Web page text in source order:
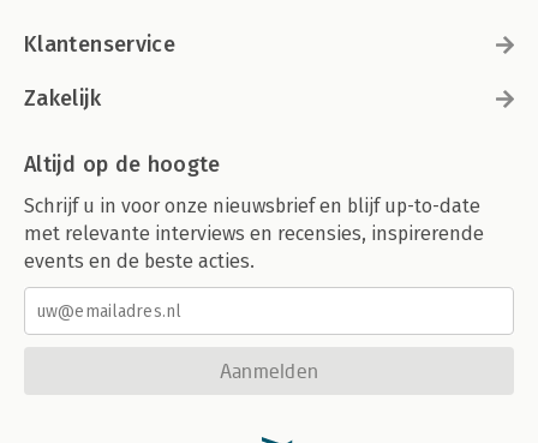
Klantenservice
Zakelijk
Altijd op de hoogte
Schrijf u in voor onze nieuwsbrief en blijf up-to-date
met relevante interviews en recensies, inspirerende
events en de beste acties.
Aanmelden